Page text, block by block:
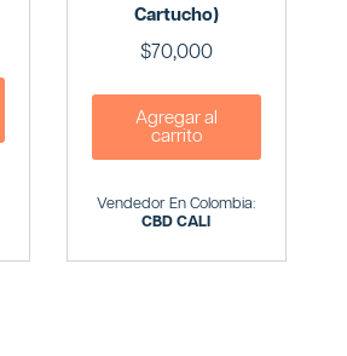
Cartucho)
$70,000
Agregar al
carrito
Vendedor En Colombia:
CBD CALI